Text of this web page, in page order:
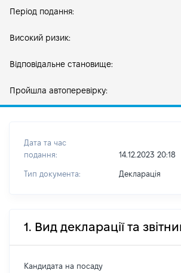
Період подання:
Високий ризик:
Відповідальне становище:
Пройшла автоперевірку:
Дата та час
подання:
14.12.2023 20:18
Тип документа: Декларація
1. Вид декларації та
Кандидата на посаду